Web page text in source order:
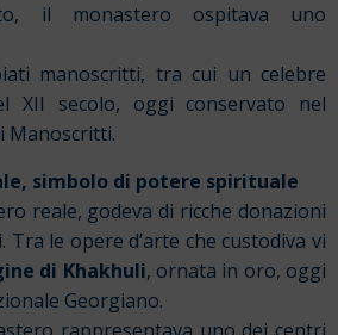
il monastero ospitava uno
manoscritti, tra cui un celebre
XII secolo, oggi conservato nel
Manoscritti.
simbolo di potere spirituale
reale, godeva di ricche donazioni
Tra le opere d’arte che custodiva vi
di Khakhuli, ornata in oro, oggi
Georgiano.